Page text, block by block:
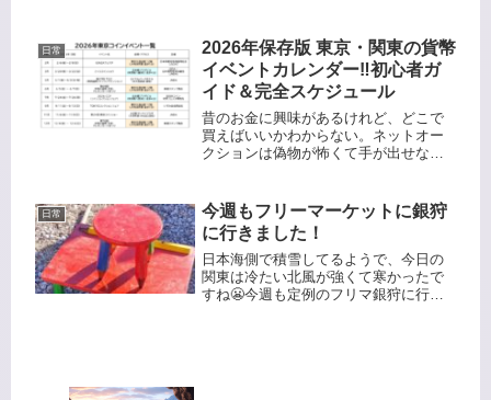
ます。カール・マルクスが『資本論』
で述べたように、資本主義とは、さま
ざま...
日常
2026年保存版 東京・関東の貨幣
イベントカレンダー‼️初心者ガ
イド＆完全スケジュール
​昔のお金に興味があるけれど、どこで
買えばいいかわからない。ネットオー
クションは偽物が怖くて手が出せな
の信頼できるコイン商が集結する貨幣
展示即売会（コインショー）です。2...
日常
今週もフリーマーケットに銀狩
に行きました！
日本海側で積雪してるようで、今日の
関東は冷たい北風が強くて寒かったで
すね😬今週も定例のフリマ銀狩に行っ